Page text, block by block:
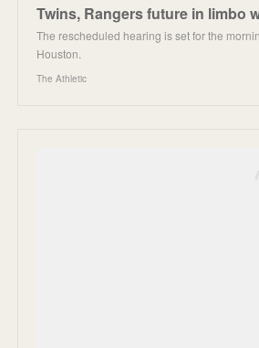
The rescheduled hearing is set for the
Houston.
The Athletic